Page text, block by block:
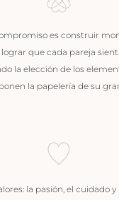
es construir
que cada pareja
la elección de los
la papelería de su
la pasión, el cuidado y